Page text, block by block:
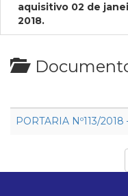
aquisitivo 02 de
2018.
PORTARIA Nº113/2018